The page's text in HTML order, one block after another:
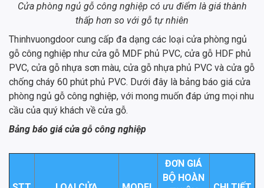
Cửa phòng ngủ gỗ công nghiệp có ưu điểm là giá thành
thấp hơn so với gỗ tự nhiên
Thinhvuongdoor cung cấp đa dạng các loại cửa phòng ngủ
gỗ công nghiệp như cửa gỗ MDF phủ PVC, cửa gỗ HDF phủ
PVC, cửa gỗ nhựa sơn màu, cửa gỗ nhựa phủ PVC và cửa gỗ
chống cháy 60 phút phủ PVC. Dưới đây là bảng báo giá cửa
phòng ngủ gỗ công nghiệp, với mong muốn đáp ứng mọi nhu
cầu của quý khách về cửa gỗ.
Bảng báo giá cửa gỗ công nghiệp
ĐƠN GIÁ
BỘ HOÀN